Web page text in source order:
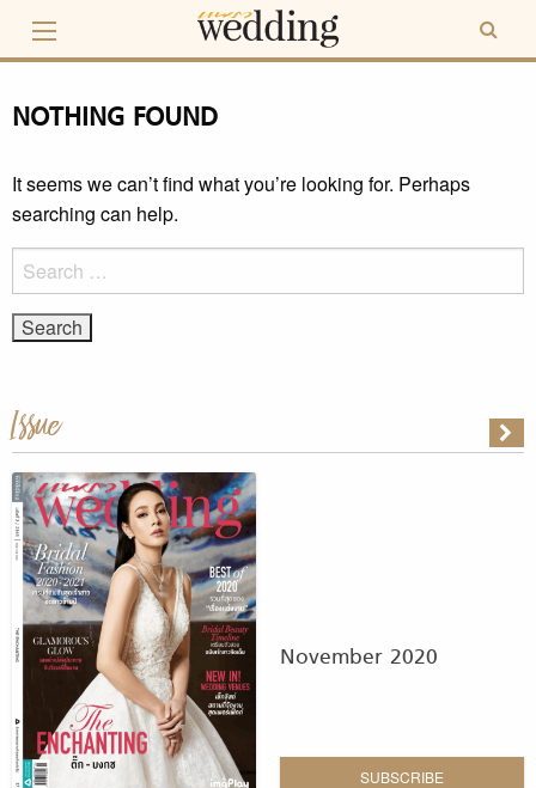
content
NOTHING FOUND
It seems we can’t find what you’re looking for. Perhaps
searching can help.
Search
for:
Issue
November 2020
SUBSCRIBE